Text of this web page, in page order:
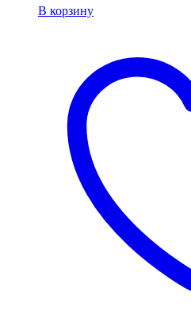
В корзину